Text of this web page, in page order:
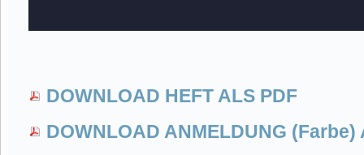
DOWNLOAD HEFT ALS PDF
DOWNLOAD ANMELDUNG (Farbe)